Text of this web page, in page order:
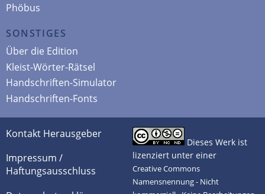
Phöbus
SONSTIGES
Über die Edition
Kleist-Wörter-Rätsel
Handschriften-Simulator
Handschriften-Fonts
Kontakt Herausgeber
Impressum /
Haftungsausschluss
Dieses Werk ist
lizenziert unter einer
Creative Commons
Namensnennung - Nicht